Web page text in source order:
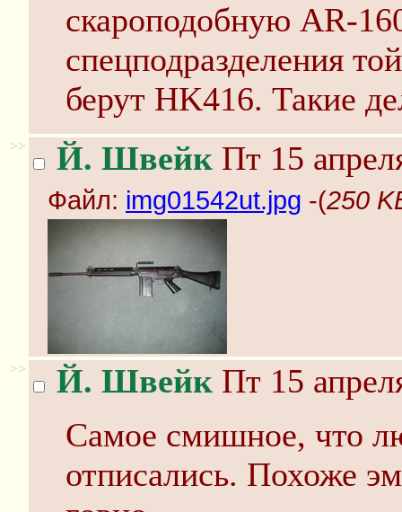
скароподобную AR-
спецподразделения
берут HK416. Такие
>> Й. Швейк Пт 15
Файл: img01542ut.jpg -(250
>> Й. Швейк Пт 15
Самое смишное, что
отписались. Похоже